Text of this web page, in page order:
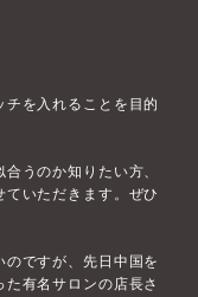
を入れることを目的
うのか知りたい方、
いただきます。ぜひ
ですが、先日中国を
有名サロンの店長さ